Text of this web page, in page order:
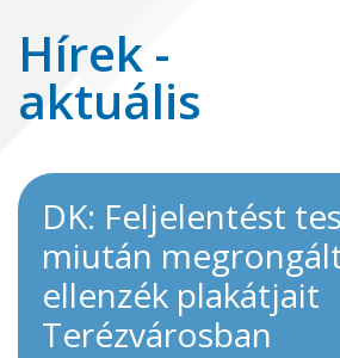
Hírek -
aktuális
DK: Feljelentést
miután
ellenzék plakátjait
Terézvárosban